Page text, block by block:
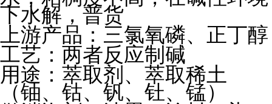
下水解，普货
上游产品：三氯氧磷、正丁醇
工艺：两者反应制碱
用途：萃取剂、萃取稀土
（铀、钴、钒、钍、锰）